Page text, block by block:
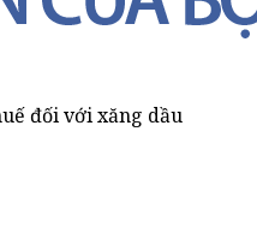
đối với xăng dầu